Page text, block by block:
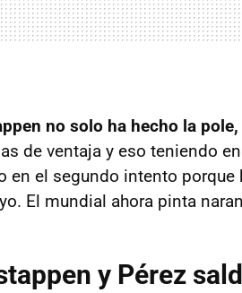
no solo ha hecho la
de ventaja y eso teniendo
en el segundo intento porque
El mundial ahora pinta
y Pérez